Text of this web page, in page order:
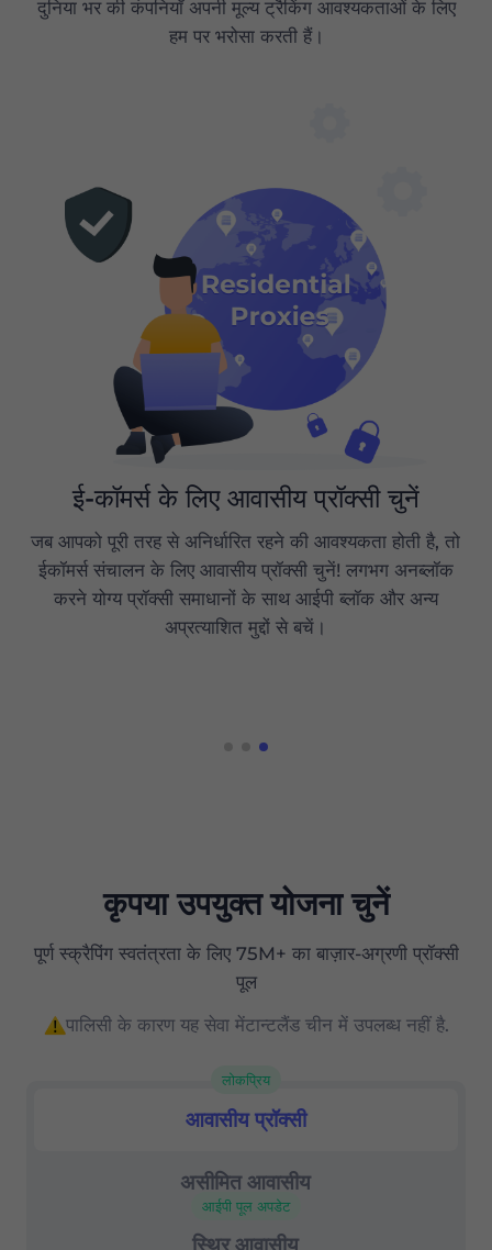
दुनिया भर की कंपनियाँ अपनी मूल्य ट्रैकिंग आवश्यकताओं के लिए
हम पर भरोसा करती हैं।
बड़ा प्रॉक्सी पूल
पूल आपकी मूल्य निर्धारण रणनीति
अंतर्दृष्टि और बुद्धिमत्ता
करने में आपकी सहायता कर
का विश्लेषण और निरीक्षण
99.9%
चौबीसों घंटे ऑनलाइन सुरक्षा
किसी भी ईकॉमर्स कंपनी के लिए
उपलब्धता, अपटाइम और गति
करने के लिए महत्वपूर्ण हैं। हमारा
कृपया उपयुक्त योजना चुनें
पूर्ण स्क्रैपिंग स्वतंत्रता के लिए 75M+ का बाज़ार-अग्रणी प्रॉक्सी
पूल
पालिसी के कारण यह सेवा मेंटान्टलैंड चीन में उपलब्ध नहीं है.
आवासीय प्रॉक्सी
लोकप्रिय
असीमित आवासीय
आईपी पूल अपडेट
आवासीय प्रॉक्सी